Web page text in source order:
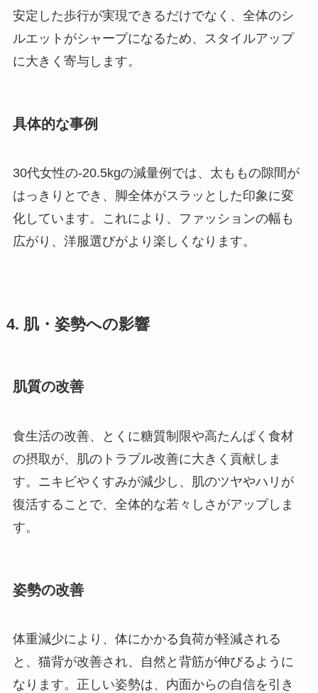
安定した歩行が実現できるだけでなく、全体のシ
ルエットがシャープになるため、スタイルアップ
に大きく寄与します。
具体的な事例
30代女性の-20.5kgの減量例では、太ももの隙間が
はっきりとでき、脚全体がスラッとした印象に変
化しています。これにより、ファッションの幅も
広がり、洋服選びがより楽しくなります。
4. 肌・姿勢への影響
肌質の改善
食生活の改善、とくに糖質制限や高たんぱく食材
の摂取が、肌のトラブル改善に大きく貢献しま
す。ニキビやくすみが減少し、肌のツヤやハリが
復活することで、全体的な若々しさがアップしま
す。
姿勢の改善
体重減少により、体にかかる負荷が軽減される
と、猫背が改善され、自然と背筋が伸びるように
なります。正しい姿勢は、内面からの自信を引き